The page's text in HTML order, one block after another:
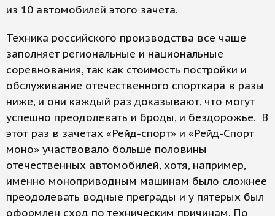
из 10 автомобилей этого зачета.
Техника российского производства все чаще
заполняет региональные и национальные
соревнования, так как стоимость постройки и
обслуживание отечественного спорткара в разы
ниже, и они каждый раз доказывают, что могут
успешно преодолевать и броды, и бездорожье. В
этот раз в зачетах «Рейд-спорт» и «Рейд-Спорт
моно» участвовало больше половины
отечественных автомобилей, хотя, например,
именно моноприводным машинам было сложнее
преодолевать водные преграды и у пятерых был
оформлен сход по техническим причинам. По